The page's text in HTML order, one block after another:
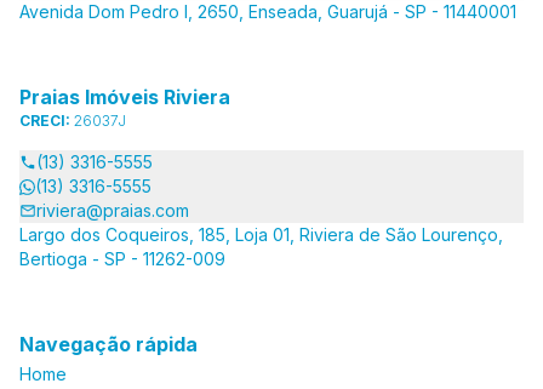
Avenida Dom Pedro I, 2650, Enseada, Guarujá - SP - 11440001
Praias Imóveis Riviera
CRECI: 26037J
(13) 3316-5555
(13) 3316-5555
riviera@praias.com
Largo dos Coqueiros, 185, Loja 01, Riviera de São Lourenço,
Bertioga - SP - 11262-009
Navegação rápida
Home